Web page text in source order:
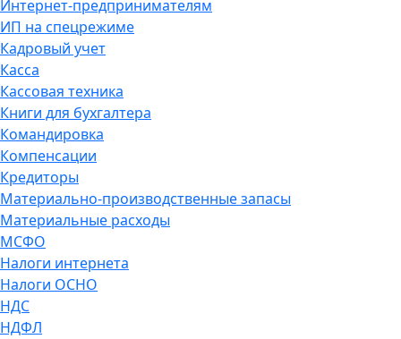
Интернет-предпринимателям
ИП на спецрежиме
Кадровый учет
Касса
Кассовая техника
Книги для бухгалтера
Командировка
Компенсации
Кредиторы
Материально-производственные запасы
Материальные расходы
МСФО
Налоги интернета
Налоги ОСНО
НДС
НДФЛ